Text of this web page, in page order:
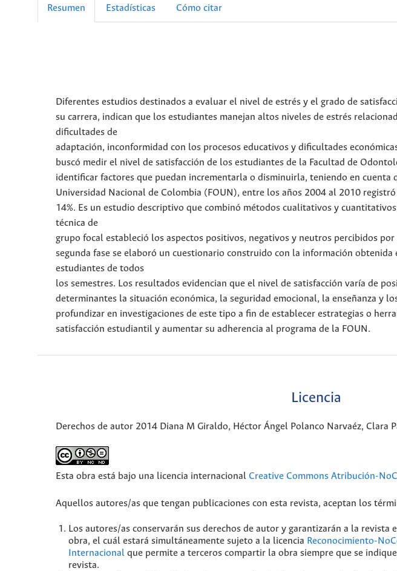
Resumen Estadísticas Cómo citar
Diferentes estudios destinados a evaluar el nivel de estrés y el grado de
su carrera, indican que los estudiantes manejan altos niveles de estrés
dificultades de
adaptación, inconformidad con los procesos educativos y dificultades
buscó medir el nivel de satisfacción de los estudiantes de la Facultad de
identificar factores que puedan incrementarla o disminuirla, teniendo en cuenta
Universidad Nacional de Colombia (FOUN), entre los años 2004 al 2010
14%. Es un estudio descriptivo que combinó métodos cualitativos y
técnica de
grupo focal estableció los aspectos positivos, negativos y neutros percibidos
segunda fase se elaboró un cuestionario construido con la información obtenida
estudiantes de todos
los semestres. Los resultados evidencian que el nivel de satisfacción varía de
determinantes la situación económica, la seguridad emocional, la enseñanza y
profundizar en investigaciones de este tipo a fin de establecer estrategias o
satisfacción estudiantil y aumentar su adherencia al programa de la FOUN.
Licencia
Derechos de autor 2014 Diana M Giraldo, Héctor Ángel Polanco Narvaéz, Clara
Esta obra está bajo una licencia internacional Creative Commons Atribución-
Aquellos autores/as que tengan publicaciones con esta revista, aceptan los
Los autores/as conservarán sus derechos de autor y garantizarán a la revista
obra, el cuál estará simultáneamente sujeto a la licencia Reconocimiento-
Internacional que permite a terceros compartir la obra siempre que se
revista.